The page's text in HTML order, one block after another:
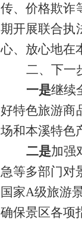
传、价格欺诈
期开展联合执
心、放心地在
二、下一
一是继续
好特色旅游商
场和本溪特色
二是加强
急等多部门对
国家A级旅游
确保景区各项